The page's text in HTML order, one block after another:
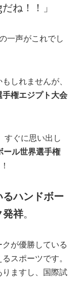
– 旅行
ね！！」
一声がこれでし
しれませんが、
手権エジプト大会
すぐに思い出し
ール世界選手権
ハンドボー
発祥。
が優勝している
スポーツです。
ますし、国際試